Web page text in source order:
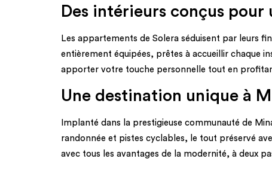
Des intérieurs conçus
Les appartements de Solera séduisent par leurs
entièrement équipées, prêtes à accueillir chaque
apporter votre touche personnelle tout en
Une destination unique à
Implanté dans la prestigieuse communauté de
randonnée et pistes cyclables, le tout préservé
avec tous les avantages de la modernité, à deux